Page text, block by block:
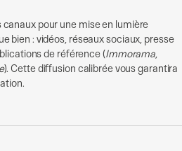
pour une mise en lumière
bien : vidéos, réseaux sociaux, presse
de référence (Immorama
). Cette diffusion calibrée vous garantira